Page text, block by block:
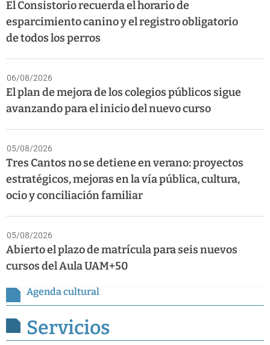
El Consistorio recuerda el horario de
esparcimiento canino y el registro obligatorio
de todos los perros
06/08/2026
El plan de mejora de los colegios públicos sigue
avanzando para el inicio del nuevo curso
05/08/2026
Tres Cantos no se detiene en verano: proyectos
estratégicos, mejoras en la vía pública, cultura,
ocio y conciliación familiar
05/08/2026
Abierto el plazo de matrícula para seis nuevos
cursos del Aula UAM+50
Agenda cultural
Servicios